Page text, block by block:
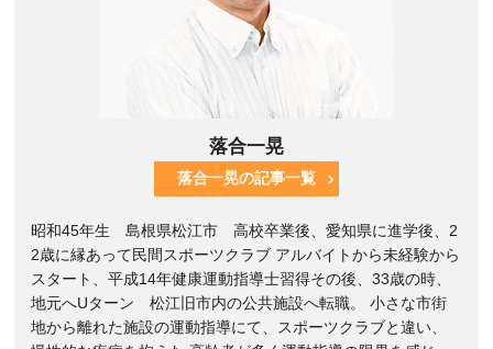
落合一晃
落合一晃の記事一覧
昭和45年生 島根県松江市 高校卒業後、愛知県に進学後、2
2歳に縁あって民間スポーツクラブ アルバイトから未経験から
スタート、平成14年健康運動指導士習得その後、33歳の時、
地元へUターン 松江旧市内の公共施設へ転職。 小さな市街
地から離れた施設の運動指導にて、スポーツクラブと違い、